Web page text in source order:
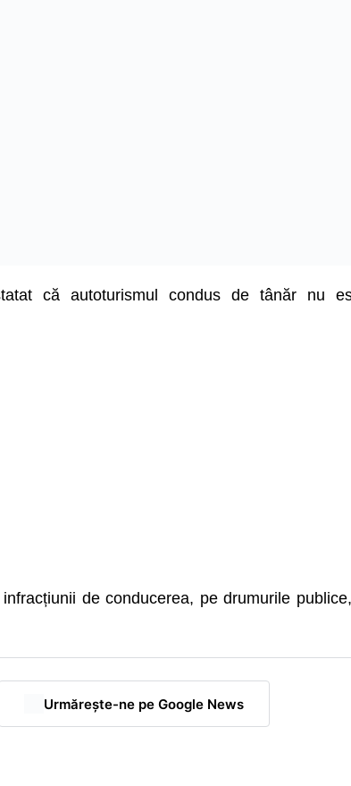
că autoturismul condus de tânăr nu
de conducerea, pe drumurile
Urmărește-ne pe Google News